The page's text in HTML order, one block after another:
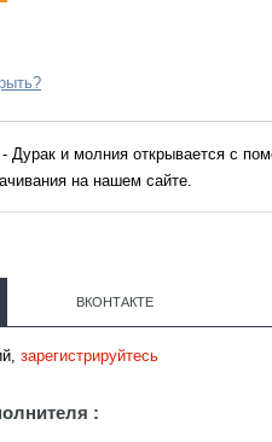
Дурак и молния открывается с
на нашем сайте.
ВКОНТАКТЕ
зарегистрируйтесь
: